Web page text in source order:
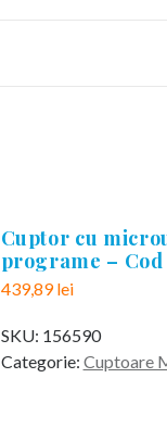
Cuptor cu
programe – Cod
439,89lei
SKU: 156590
Categorie: Cuptoare